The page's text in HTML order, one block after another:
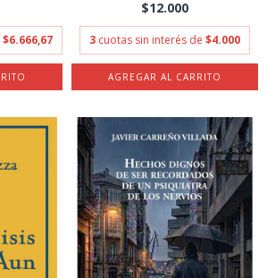
$6.666,67
$12.000
3 cuotas sin interés de $4.000